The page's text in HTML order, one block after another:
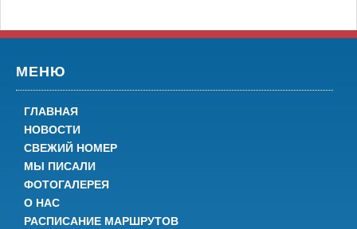
МЕНЮ
ГЛАВНАЯ
НОВОСТИ
СВЕЖИЙ НОМЕР
МЫ ПИСАЛИ
ФОТОГАЛЕРЕЯ
О НАС
РАСПИСАНИЕ МАРШРУТОВ